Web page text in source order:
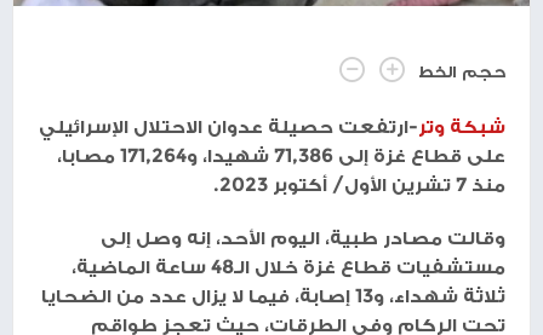
حجم الخط
شبكة وتر-ارتفعت حصيلة عدوان الاحتلال الإسرائيلي
على قطاع غزة إلى 71,386 شهيدا، و171,264 مصابا،
منذ 7 تشرين الأول/ أكتوبر 2023.
وقالت مصادر طبية، اليوم الأحد، إنه وصل إلى
مستشفيات قطاع غزة خلال الـ48 ساعة الماضية،
ثلاثة شهداء، و13 إصابة، فيما لا يزال عدد من الضحايا
تحت الركام وفي الطرقات، حيث تعجز طواقم